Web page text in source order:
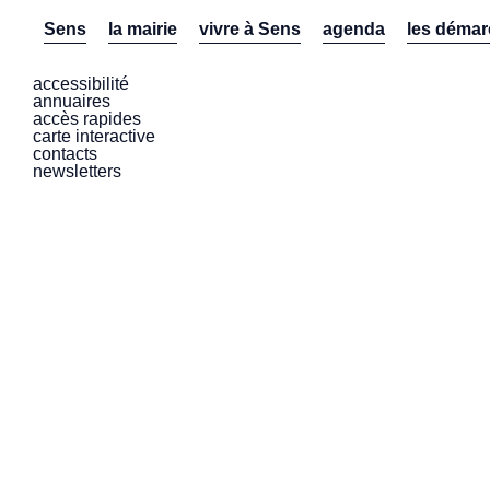
Sens la mairie vivre à Sens agenda les
accessibilité
annuaires
accès rapides
carte interactive
contacts
newsletters